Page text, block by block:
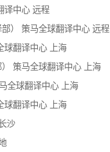
译中心 远程
）
策马全球翻译中心 远程
球翻译中心
上海
策马全球翻译中心
上海
全球翻译中心
上海
球翻译中心
上海
沙